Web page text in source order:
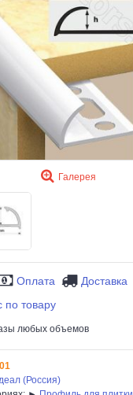
Галерея
Оплата Доставка
по товару
любых объемов
(Россия)